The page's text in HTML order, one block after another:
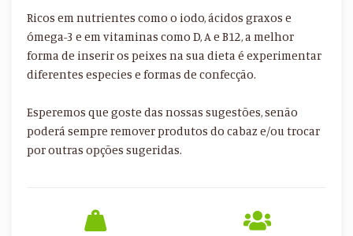
Ricos em nutrientes como o iodo, ácidos graxos e
ómega-3 e em vitaminas como D, A e B12, a melhor
forma de inserir os peixes na sua dieta é experimentar
diferentes especies e formas de confecção.
Esperemos que goste das nossas sugestões, senão
poderá sempre remover produtos do cabaz e/ou trocar
por outras opções sugeridas.